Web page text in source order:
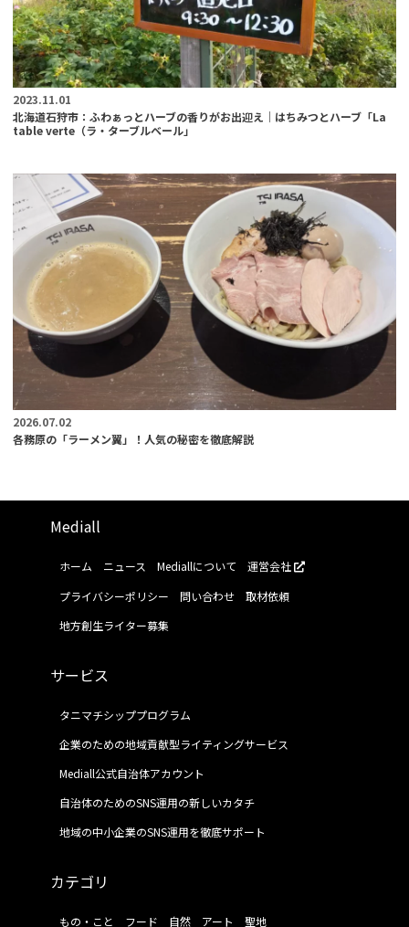
2023.11.01
北海道石狩市：ふわぁっとハーブの香りがお出迎え｜はちみつとハーブ「La
table verte（ラ・ターブルベール」
2026.07.02
各務原の「ラーメン翼」！人気の秘密を徹底解説
Mediall
ホーム ニュース Mediallについて
運営会社
プライバシーポリシー
問い合わせ
取材依頼
地方創生ライター募集
サービス
タニマチシッププログラム
企業のための地域貢献型ライティングサービス
Mediall公式自治体アカウント
自治体のためのSNS運用の新しいカタチ
地域の中小企業のSNS運用を徹底サポート
カテゴリ
もの・こと フード 自然 アート 聖地